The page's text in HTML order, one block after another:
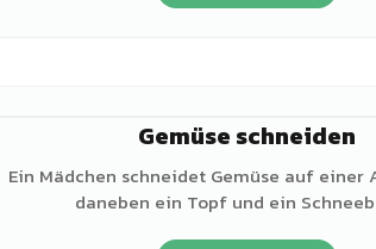
Gemüse schneiden
Ein Mädchen schneidet Gemüse auf einer
daneben ein Topf und ein